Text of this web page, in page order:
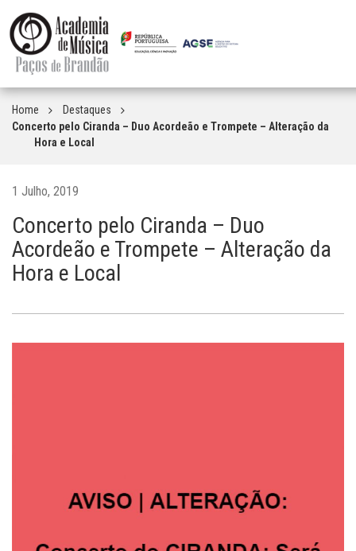
Home
Destaques
Concerto pelo Ciranda – Duo Acordeão e Trompete – Alteração da
Hora e Local
1 Julho, 2019
Concerto pelo Ciranda – Duo
Acordeão e Trompete – Alteração da
Hora e Local